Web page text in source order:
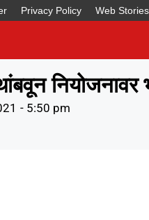
Privacy Policy Web Stories
नियोजनावर
- 5:50 pm